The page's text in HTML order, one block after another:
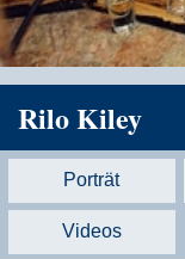
Rilo Kiley
Porträt
Videos